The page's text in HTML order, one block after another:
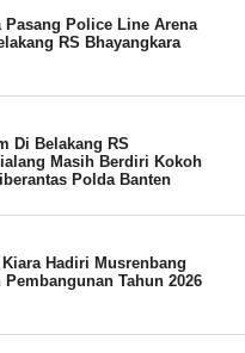
Pasang Police Line Arena
RS Bhayangkara
Di Belakang RS
Masih Berdiri Kokoh
Polda Banten
Hadiri Musrenbang
Tahun 2026